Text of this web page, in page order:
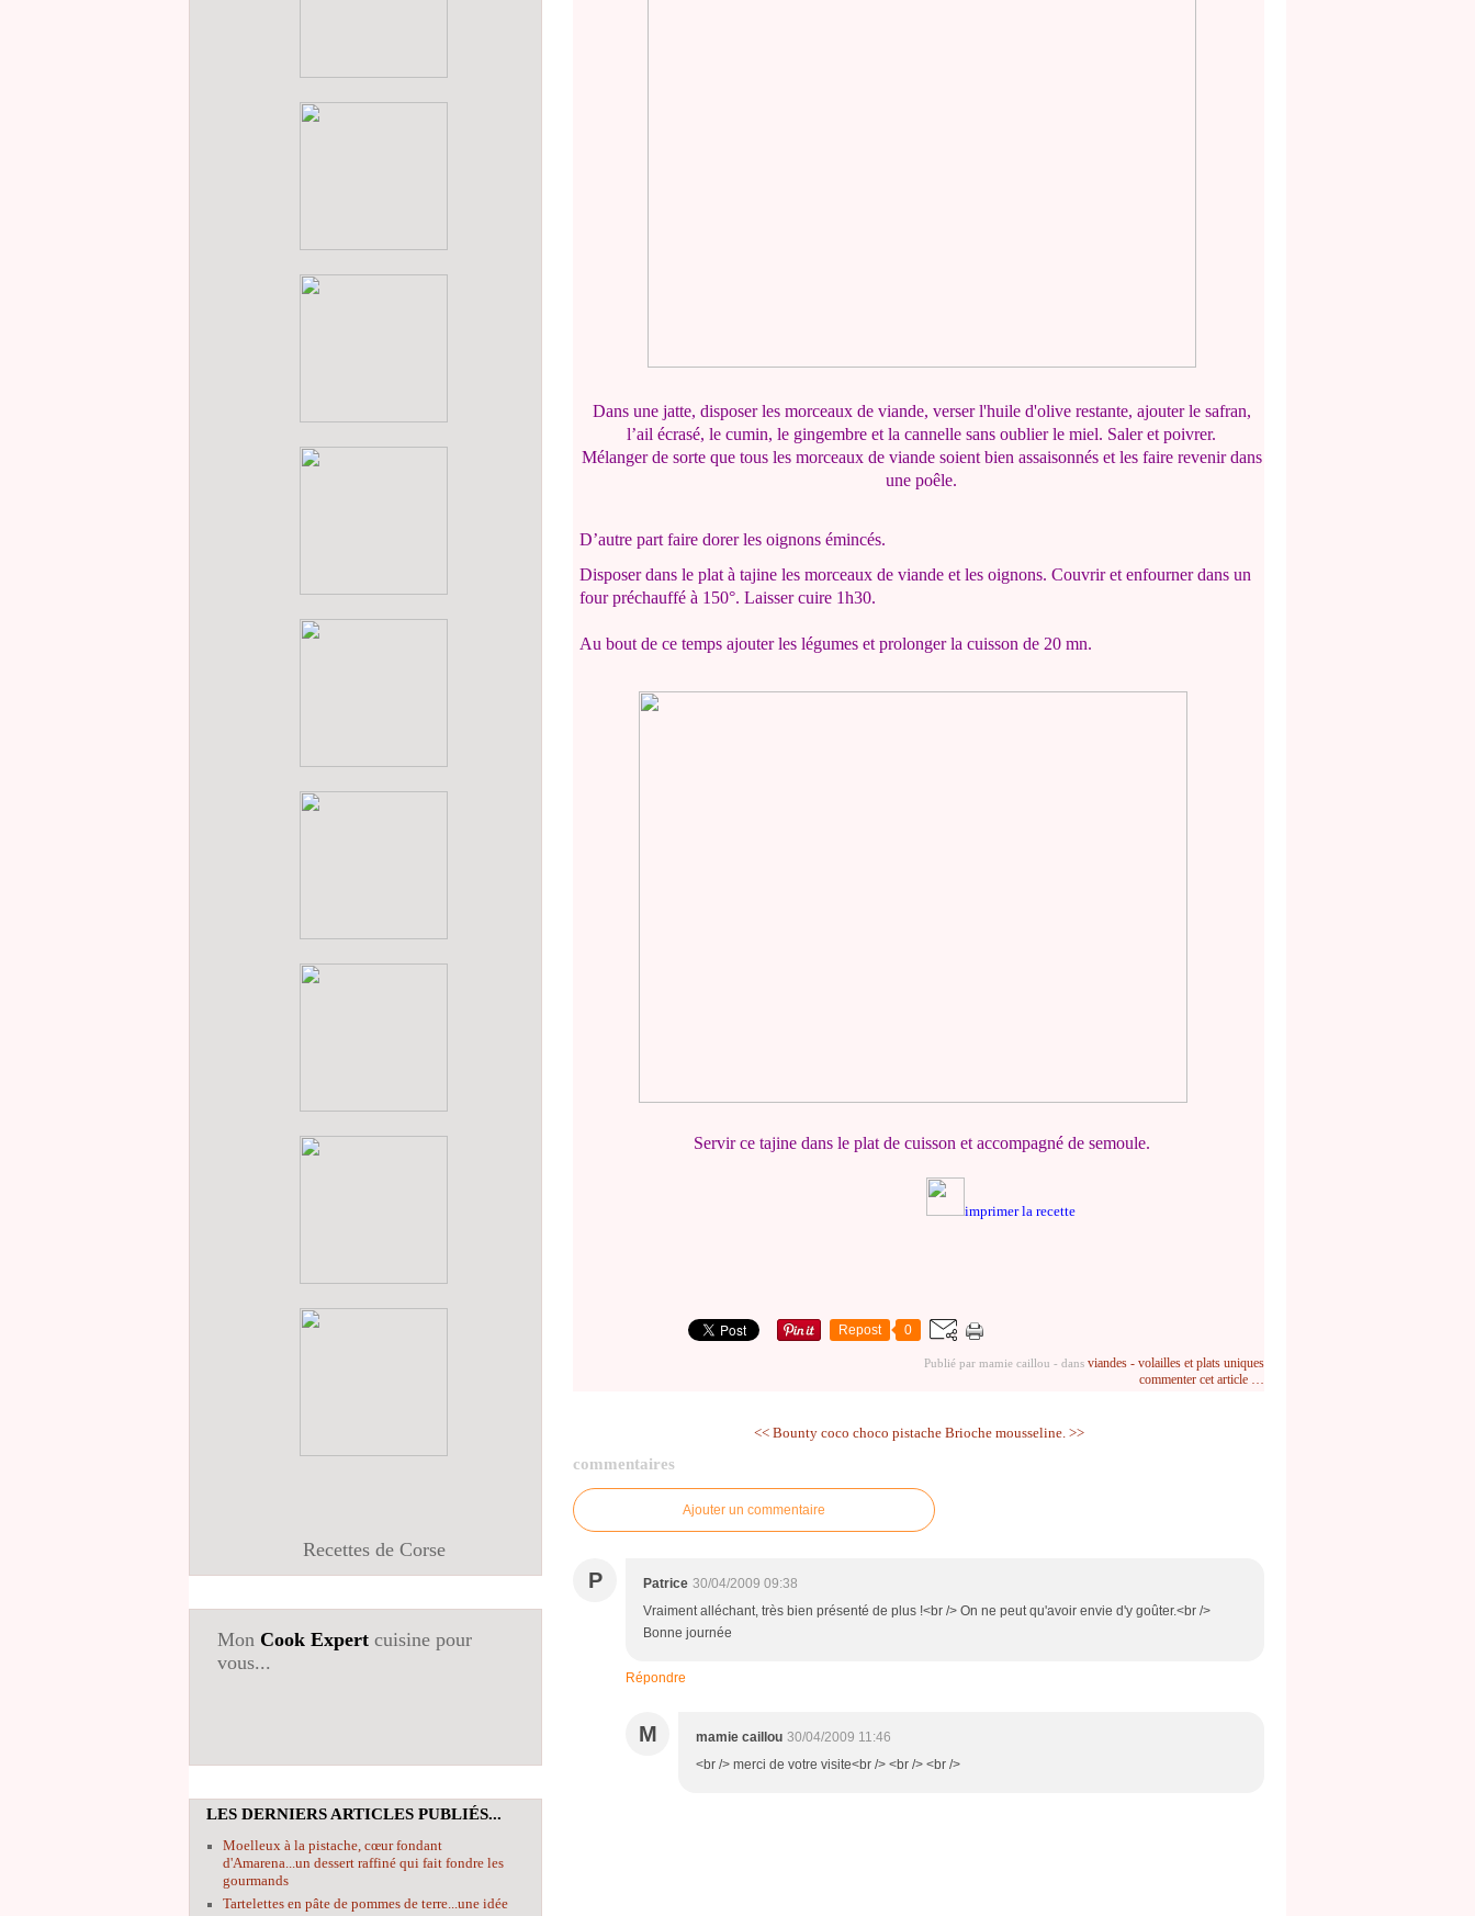
Recettes de Corse
Mon Cook Expert cuisine pour
vous...
LES DERNIERS ARTICLES PUBLIÉS...
Moelleux à la pistache, cœur fondant
d'Amarena...un dessert raffiné qui fait fondre les
gourmands
Tartelettes en pâte de pommes de terre...une idée
Dans une jatte, disposer les morceaux de viande, verser l'huile d'olive restante, ajouter le safran,
l’ail écrasé, le cumin, le gingembre et la cannelle sans oublier le miel. Saler et poivrer.
Mélanger de sorte que tous les morceaux de viande soient bien assaisonnés et les faire revenir dans
une poêle.
D’autre part faire dorer les oignons émincés.
Disposer dans le plat à tajine les morceaux de viande et les oignons. Couvrir et enfourner dans un
four préchauffé à 150°. Laisser cuire 1h30.
Au bout de ce temps ajouter les légumes et prolonger la cuisson de 20 mn.
Servir ce tajine dans le plat de cuisson et accompagné de semoule.
imprimer la recette
Repost 0
Publié par mamie caillou - dans viandes - volailles et plats uniques
commenter cet article
<< Bounty coco choco pistache Brioche mousseline. >>
commentaires
Ajouter un commentaire
P Patrice 30/04/2009 09:38
Vraiment alléchant, très bien présenté de plus !<br /> On ne peut qu'avoir envie d'y goûter.<br />
Bonne journée
Répondre
M mamie caillou 30/04/2009 11:46
<br /> merci de votre visite<br /> <br /> <br />